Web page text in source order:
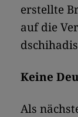
erstellte
auf die
Keine
Als